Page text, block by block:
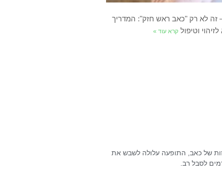
זה לא רק "כאב ראש חזק": המדריך
וטיפולקרא עוד »
של כאב, התופעה עלולה לשבש את
לסבל רב.